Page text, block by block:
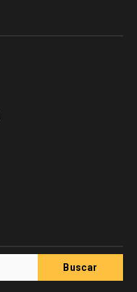
Buscar